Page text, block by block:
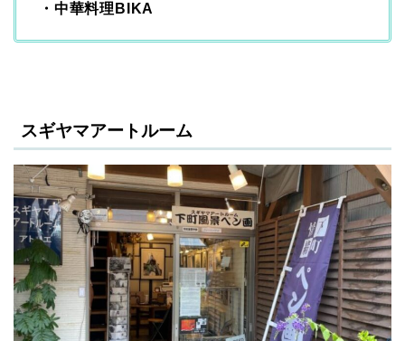
・中華料理BIKA
スギヤマアートルーム